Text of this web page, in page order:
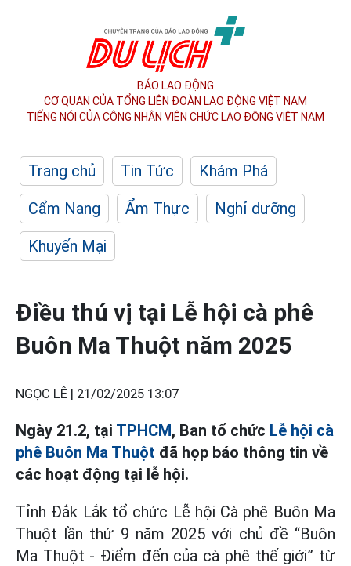
BÁO LAO ĐỘNG
CƠ QUAN CỦA TỔNG LIÊN ĐOÀN LAO ĐỘNG VIỆT NAM
TIẾNG NÓI CỦA CÔNG NHÂN VIÊN CHỨC LAO ĐỘNG VIỆT NAM
Trang chủ Tin Tức
Khám Phá
Cẩm Nang
Ẩm Thực
Nghỉ dưỡng
Khuyến Mại
Điều thú vị tại Lễ hội cà phê
Buôn Ma Thuột năm 2025
NGỌC LÊ | 21/02/2025 13:07
Ngày 21.2, tại TPHCM, Ban tổ chức Lễ hội cà
phê Buôn Ma Thuột đã họp báo thông tin về
các hoạt động tại lễ hội.
Tỉnh Đắk Lắk tổ chức Lễ hội Cà phê Buôn Ma
Thuột lần thứ 9 năm 2025 với chủ đề “Buôn
Ma Thuột - Điểm đến của cà phê thế giới” từ